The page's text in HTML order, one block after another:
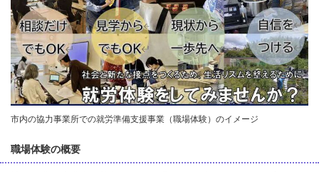
市内の協力事業所での就労準備支援事業（職場体験）のイメージ
職場体験の概要